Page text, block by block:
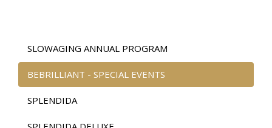
SLOWAGING ANNUAL PROGRAM
BEBRILLIANT - SPECIAL EVENTS
SPLENDIDA